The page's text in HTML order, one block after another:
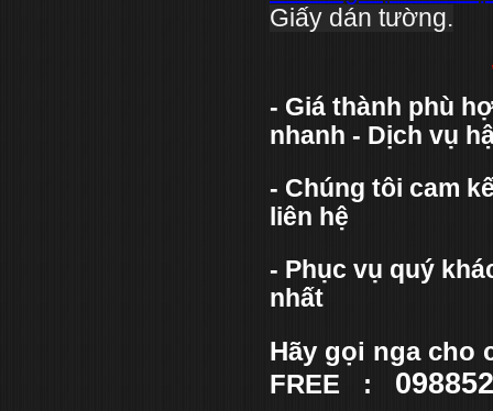
Giấy dán tường.
- Giá thành phù
nhanh - Dịch vụ
- Chúng tôi cam
liên hệ
- Phục vụ quý
nhất
Hãy gọi nga cho
FREE :